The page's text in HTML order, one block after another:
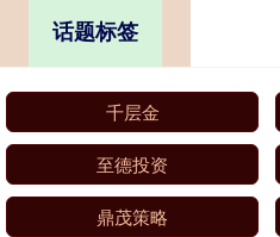
话题标签
千层金
至德投资
鼎茂策略